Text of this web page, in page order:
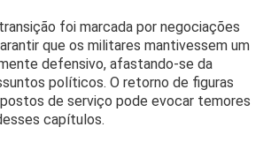
foi marcada por negociações
que os militares mantivessem um
defensivo, afastando-se da
políticos. O retorno de figuras
de serviço pode evocar temores
capítulos.